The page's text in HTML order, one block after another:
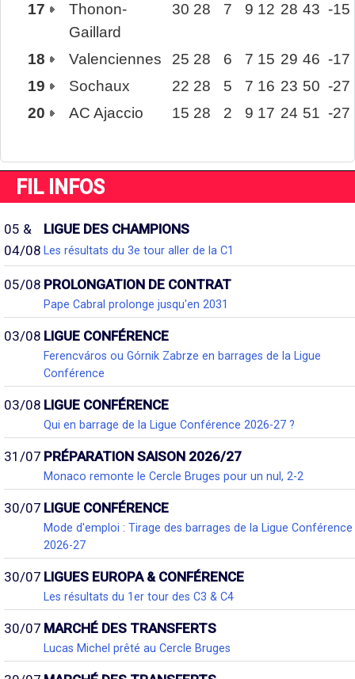
17
Thonon-
Gaillard
30 28 7 9 12 28 43 -15
18 Valenciennes 25 28 6 7 15 29 46 -17
19
Sochaux 22 28 5 7 16 23 50 -27
20
AC Ajaccio 15 28 2 9 17 24 51 -27
FIL INFOS
05 &
04/08
LIGUE DES CHAMPIONS
Les résultats du 3e tour aller de la C1
05/08 PROLONGATION DE CONTRAT
Pape Cabral prolonge jusqu'en 2031
03/08 LIGUE CONFÉRENCE
Ferencváros ou Górnik Zabrze en barrages de la Ligue
Conférence
03/08 LIGUE CONFÉRENCE
Qui en barrage de la Ligue Conférence 2026-27 ?
31/07 PRÉPARATION SAISON 2026/27
Monaco remonte le Cercle Bruges pour un nul, 2-2
30/07 LIGUE CONFÉRENCE
Mode d'emploi : Tirage des barrages de la Ligue Conférence
2026-27
30/07 LIGUES EUROPA & CONFÉRENCE
Les résultats du 1er tour des C3 & C4
30/07 MARCHÉ DES TRANSFERTS
Lucas Michel prêté au Cercle Bruges